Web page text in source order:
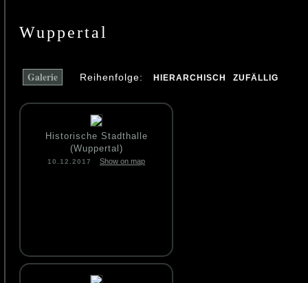
Wuppertal
Galerie Reihenfolge: HIERARCHISCH ZUFÄLLIG
Historische Stadthalle
(Wuppertal)
10.12.2017 Show on map